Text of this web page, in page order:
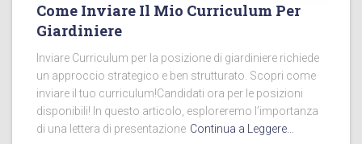
Come Inviare Il Mio Curriculum Per
Giardiniere
Inviare Curriculum per la posizione di giardiniere richiede
un approccio strategico e ben strutturato. Scopri come
inviare il tuo curriculum!Candidati ora per le posizioni
disponibili! In questo articolo, esploreremo l’importanza
di una lettera di presentazione Continua a Leggere…